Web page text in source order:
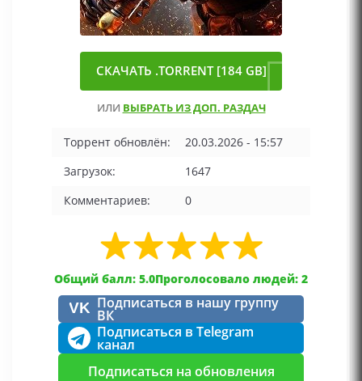
СКАЧАТЬ .TORRENT [184 GB]
ИЛИ ВЫБРАТЬ ИЗ ДОП. РАЗДАЧ
Торрент обновлён:
20.03.2026 - 15:57
Загрузок:
1647
Комментариев:
0
Общий балл: 5.0Проголосовало людей: 2
VK Подписаться в нашу группу
ВК
Подписаться в Telegram
канал
Подписаться на обновления